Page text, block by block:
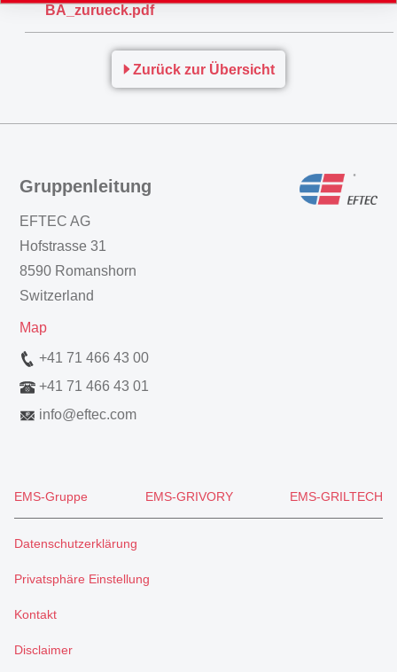
BA_zurueck.pdf
Zurück zur Übersicht
Gruppenleitung
EFTEC AG
Hofstrasse 31
8590 Romanshorn
Switzerland
Map
+41 71 466 43 00
+41 71 466 43 01
info@eftec.com
EMS-Gruppe EMS-GRIVORY EMS-GRILTECH
Datenschutzerklärung
Privatsphäre Einstellung
Kontakt
Disclaimer